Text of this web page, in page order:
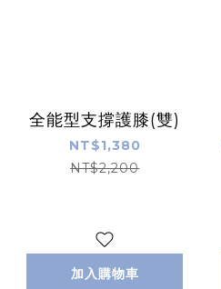
全能型支撐護膝(雙)
NT$1,380
NT$2,200
加入購物車